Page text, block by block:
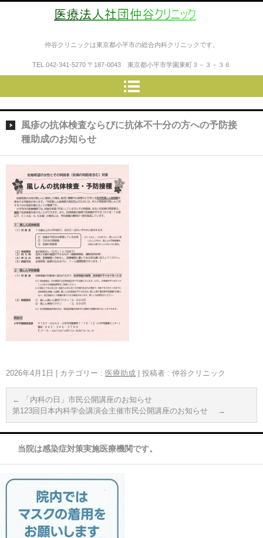
医療法人社団仲谷クリニック
仲谷クリニックは東京都小平市の総合内科クリニックです。
TEL. 042-341-5270 〒187-0043 東京都小平市学園東町３－３－３６
風疹の抗体検査ならびに抗体不十分の方への予防接
種助成のお知らせ
2026年4月1日 カテゴリー : 医療助成 投稿者 : 仲谷クリニック
←
「内科の日」市民公開講座のお知らせ
第123回日本内科学会講演会主催市民公開講座のお知らせ
→
当院は感染症対策実施医療機関です。